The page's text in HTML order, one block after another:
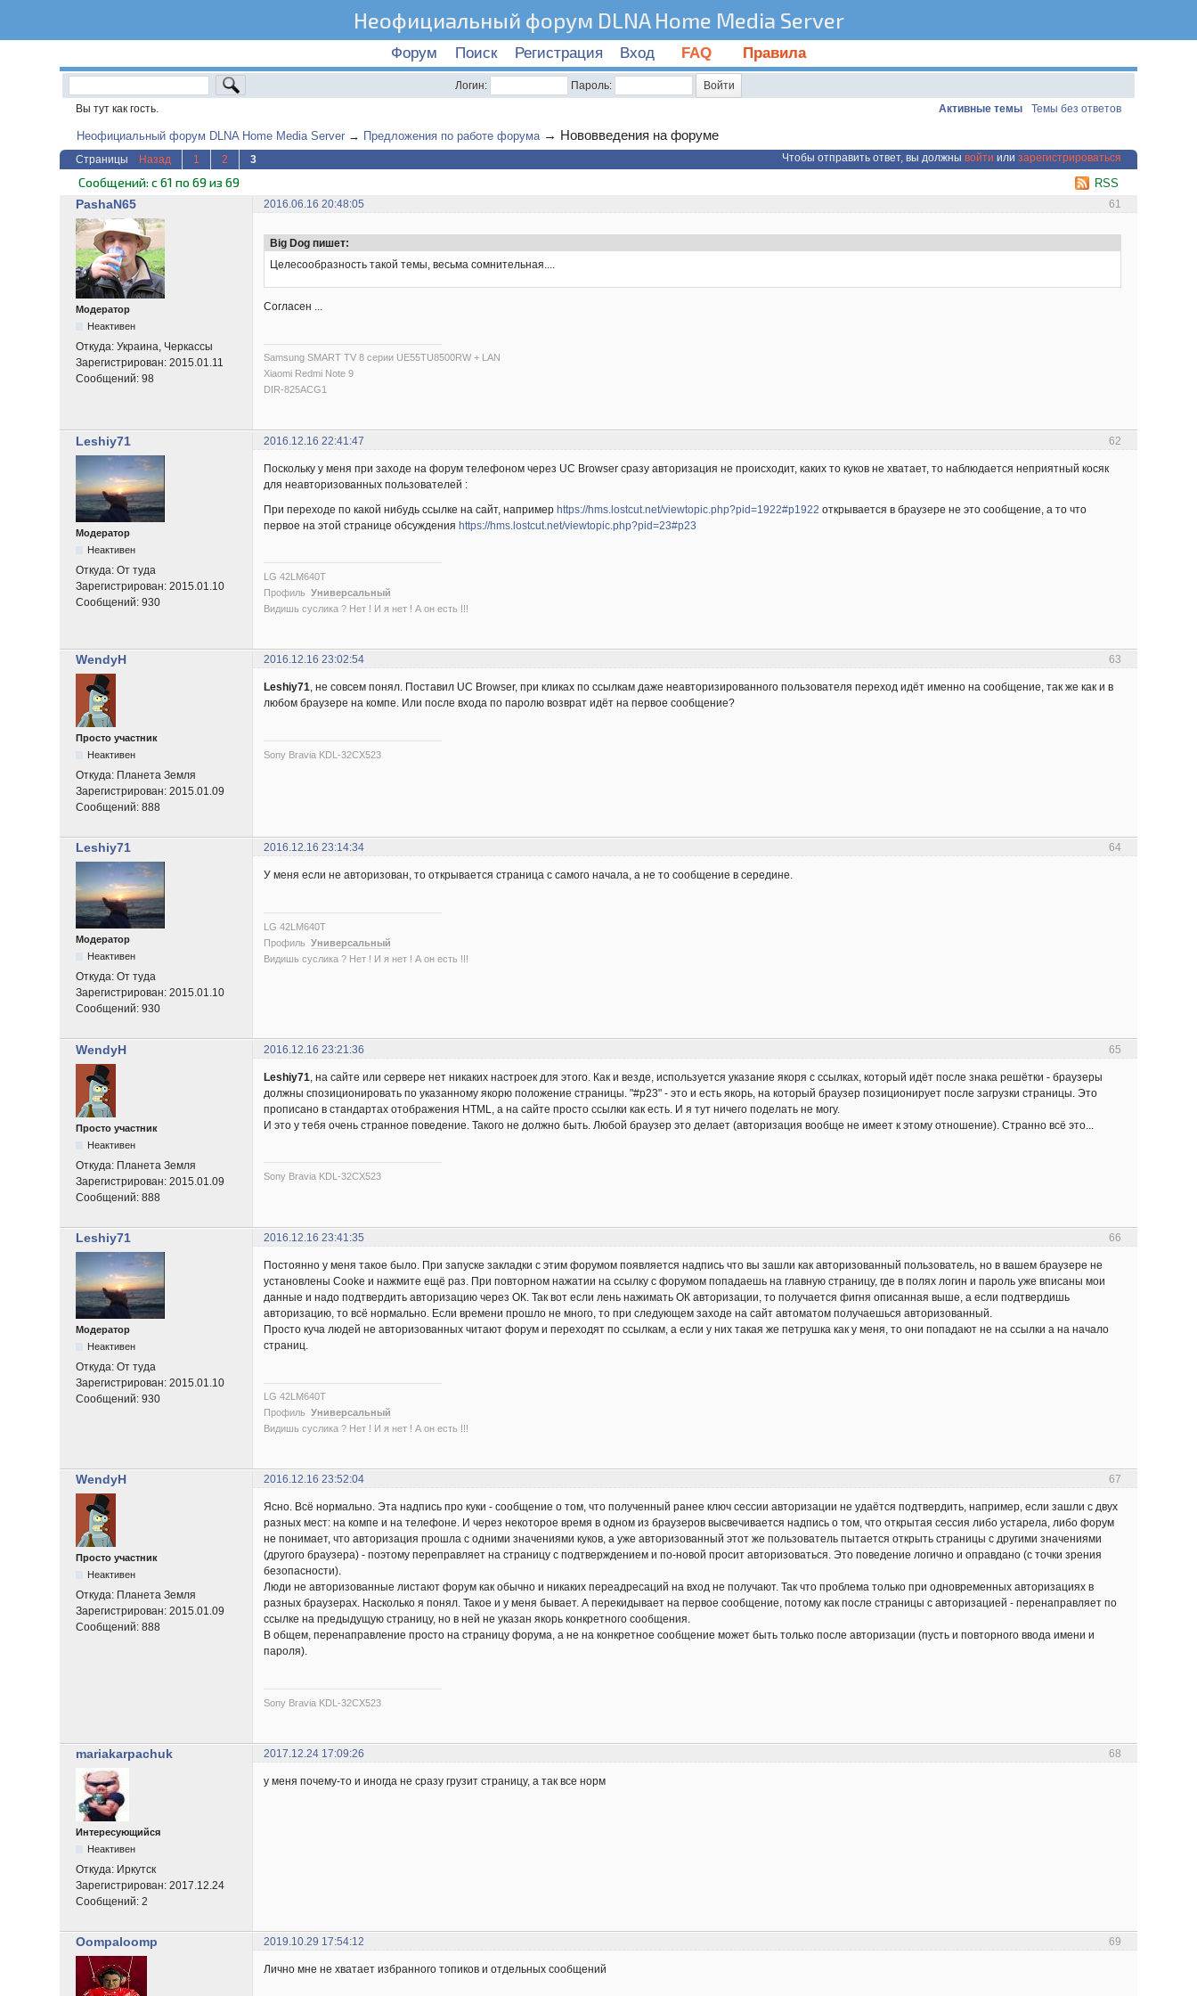
Неофициальный форум DLNA Home Media Server
Форум Поиск Регистрация Вход FAQ Правила
Логин:
Пароль:
Вы тут как гость.
Активные темы Темы без ответов
Неофициальный форум DLNA Home Media Server → Предложения по работе форума → Нововведения на форуме
Страницы Назад 1 2 3 Чтобы отправить ответ, вы должны войти или зарегистрироваться
RSS
Сообщений: с 61 по 69 из 69
61
PashaN65 2016.06.16 20:48:05
Модератор
Неактивен
Откуда:Украина, Черкассы
Зарегистрирован:2015.01.11
Сообщений:98
Big Dog пишет:
Целесообразность такой темы, весьма сомнительная....
Согласен ...
Samsung SMART TV 8 серии UE55TU8500RW + LAN
Xiaomi Redmi Note 9
DIR-825ACG1
62
Leshiy71 2016.12.16 22:41:47
Модератор
Неактивен
Откуда:От туда
Зарегистрирован:2015.01.10
Сообщений:930
Поскольку у меня при заходе на форум телефоном через UC Browser сразу авторизация не происходит, каких то куков не хватает, то наблюдается неприятный косяк
для неавторизованных пользователей :
При переходе по какой нибудь ссылке на сайт, напримерhttps://hms.lostcut.net/viewtopic.php?pid=1922#p1922 открывается в браузере не это сообщение, а то что
первое на этой странице обсужденияhttps://hms.lostcut.net/viewtopic.php?pid=23#p23
LG 42LM640T
ПрофильУниверсальный
Видишь суслика ? Нет ! И я нет ! А он есть !!!
63
WendyH 2016.12.16 23:02:54
Просто участник
Неактивен
Откуда: Планета Земля
Зарегистрирован:2015.01.09
Сообщений:888
Leshiy71, не совсем понял. Поставил UC Browser, при кликах по ссылкам даже неавторизированного пользователя переход идёт именно на сообщение, так же как и в
любом браузере на компе. Или после входа по паролю возврат идёт на первое сообщение?
Sony Bravia KDL-32CX523
64
Leshiy71 2016.12.16 23:14:34
Модератор
Неактивен
Откуда:От туда
Зарегистрирован:2015.01.10
Сообщений:930
У меня если не авторизован, то открывается страница с самого начала, а не то сообщение в середине.
LG 42LM640T
ПрофильУниверсальный
Видишь суслика ? Нет ! И я нет ! А он есть !!!
65
WendyH 2016.12.16 23:21:36
Просто участник
Неактивен
Откуда: Планета Земля
Зарегистрирован:2015.01.09
Сообщений:888
Leshiy71 , на сайте или сервере нет никаких настроек для этого. Как и везде, используется указание якоря с ссылках, который идёт после знака решётки - браузеры
должны спозиционировать по указанному якорю положение страницы. "#p23" - это и есть якорь, на который браузер позиционирует после загрузки страницы. Это
прописано в стандартах отображения HTML, а на сайте просто ссылки как есть. И я тут ничего поделать не могу.
И это у тебя очень странное поведение. Такого не должно быть. Любой браузер это делает (авторизация вообще не имеет к этому отношение). Странно всё это...
Sony Bravia KDL-32CX523
66
Leshiy71 2016.12.16 23:41:35
Модератор
Неактивен
Откуда:От туда
Зарегистрирован:2015.01.10
Сообщений:930
Постоянно у меня такое было. При запуске закладки с этим форумом появляется надпись что вы зашли как авторизованный пользователь, но в вашем браузере не
установлены Cooke и нажмите ещё раз. При повторном нажатии на ссылку с форумом попадаешь на главную страницу, где в полях логин и пароль уже вписаны мои
данные и надо подтвердить авторизацию через ОК. Так вот если лень нажимать ОК авторизации, то получается фигня описанная выше, а если подтвердишь
авторизацию, то всё нормально. Если времени прошло не много, то при следующем заходе на сайт автоматом получаешься авторизованный.
Просто куча людей не авторизованных читают форум и переходят по ссылкам, а если у них такая же петрушка как у меня, то они попадают не на ссылки а на начало
страниц.
LG 42LM640T
ПрофильУниверсальный
Видишь суслика ? Нет ! И я нет ! А он есть !!!
67
WendyH 2016.12.16 23:52:04
Просто участник
Неактивен
Откуда: Планета Земля
Зарегистрирован:2015.01.09
Сообщений:888
Ясно. Всё нормально. Эта надпись про куки - сообщение о том, что полученный ранее ключ сессии авторизации не удаётся подтвердить, например, если зашли с двух
разных мест: на компе и на телефоне. И через некоторое время в одном из браузеров высвечивается надпись о том, что открытая сессия либо устарела, либо форум
не понимает, что авторизация прошла с одними значениями куков, а уже авторизованный этот же пользователь пытается открыть страницы с другими значениями
(другого браузера) - поэтому переправляет на страницу с подтверждением и по-новой просит авторизоваться. Это поведение логично и оправдано (с точки зрения
безопасности).
Люди не авторизованные листают форум как обычно и никаких переадресаций на вход не получают. Так что проблема только при одновременных авторизациях в
разных браузерах. Насколько я понял. Такое и у меня бывает. А перекидывает на первое сообщение, потому как после страницы с авторизацией - перенаправляет по
ссылке на предыдущую страницу, но в ней не указан якорь конкретного сообщения.
В общем, перенаправление просто на страницу форума, а не на конкретное сообщение может быть только после авторизации (пусть и повторного ввода имени и
пароля).
Sony Bravia KDL-32CX523
68
mariakarpachuk 2017.12.24 17:09:26
Интересующийся
Неактивен
Откуда: Иркутск
Зарегистрирован:2017.12.24
Сообщений:2
у меня почему-то и иногда не сразу грузит страницу, а так все норм
69
Oompaloomp 2019.10.29 17:54:12
Лично мне не хватает избранного топиков и отдельных сообщений